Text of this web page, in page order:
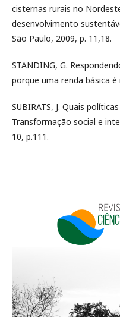
cisternas rurais no
desenvolvimento
São Paulo, 2009, p. 11,18.
STANDING, G.
porque uma renda básica é
SUBIRATS, J. Quais
Transformação social e
10, p.111.